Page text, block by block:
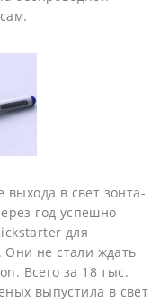
в свет зонта-
год успешно
для
Они не стали ждать
Всего за 18 тыс.
выпустила в свет